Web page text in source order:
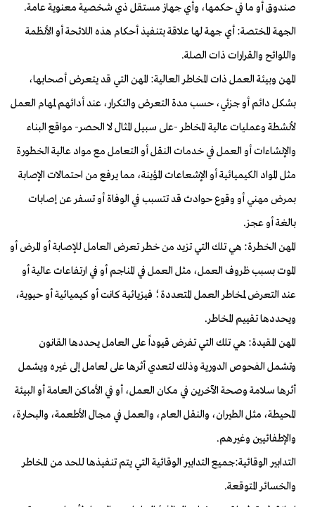
صندوق أو ما في حكمها، وأي جهاز مستقل ذي شخصية معنوية عامة.
الجهة المختصة: أي جهة لها علاقة بتنفيذ أحكام هذه اللائحة أو الأنظمة
واللوائح والقرارات ذات الصلة.
المهن وبيئة العمل ذات المخاطر العالية: المهن التي قد يتعرض أصحابها،
بشكل دائم أو جزئي، حسب مدة التعرض والتكرار، عند أدائهم لمهام العمل
لأنشطة وعمليات عالية المخاطر -على سبيل المثال لا الحصر- مواقع البناء
والإنشاءات أو العمل في خدمات النقل أو التعامل مع مواد عالية الخطورة
مثل المواد الكيميائية أو الإشعاعات المؤينة، مما يرفع من احتمالات الإصابة
بمرض مهني أو وقوع حوادث قد تتسبب في الوفاة أو تسفر عن إصابات
بالغة أو عجز.
المهن الخطرة: هي تلك التي تزيد من خطر تعرض العامل للإصابة أو المرض أو
الموت بسبب ظروف العمل، مثل العمل في المناجم أو في ارتفاعات عالية أو
عند التعرض لمخاطر العمل المتعددة؛ فيزيائية كانت أو كيميائية أو حيوية،
ويحددها تقييم المخاطر.
المهن المقيدة: هي تلك التي تفرض قيوداً على العامل يحددها القانون
وتشمل الفحوص الدورية وذلك لتعدي أثرها على لعامل إلى غيره ويشمل
أثرها سلامة وصحة الآخرين في مكان العمل، أو في الأماكن العامة أو البيئة
المحيطة، مثل الطيران، والنقل العام، والعمل في مجال الأطعمة، والبحارة،
والإطفائيين وغيرهم.
التدابير الوقائية:جميع التدابير الوقائية التي يتم تنفيذها للحد من المخاطر
والخسائر المتوقعة.